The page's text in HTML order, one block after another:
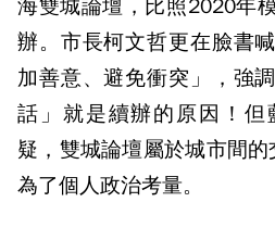
海雙城論壇，比照2020年
辦。市長柯文哲更在臉書
加善意、避免衝突」，強
話」就是續辦的原因！
疑，雙城論壇屬於城市間
為了個人政治考量。